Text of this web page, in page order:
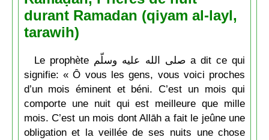
durant Ramadan (qiyam al-layl,
tarawih)
Le prophète صلى الله عليه وسلّم a dit ce qui
signifie: « Ô vous les gens, vous voici proches
d’un mois éminent et béni. C’est un mois qui
comporte une nuit qui est meilleure que mille
mois. C’est un mois dont Allāh a fait le jeûne une
obligation et la veillée de ses nuits une chose